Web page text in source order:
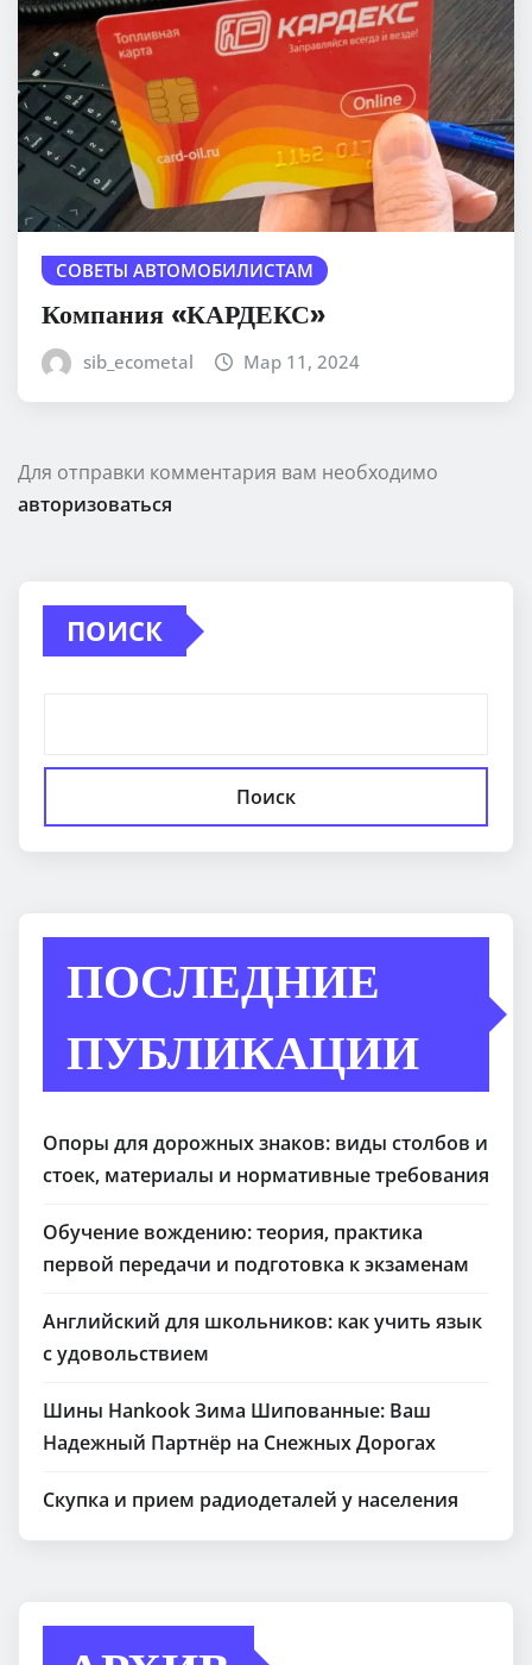
СОВЕТЫ АВТОМОБИЛИСТАМ
Компания «КАРДЕКС»
sib_ecometal Мар 11, 2024
Для отправки комментария вам необходимо
авторизоваться
ПОИСК
Поиск
ПОСЛЕДНИЕ
ПУБЛИКАЦИИ
Опоры для дорожных знаков: виды столбов и
стоек, материалы и нормативные требования
Обучение вождению: теория, практика
первой передачи и подготовка к экзаменам
Английский для школьников: как учить язык
с удовольствием
Шины Hankook Зима Шипованные: Ваш
Надежный Партнёр на Снежных Дорогах
Скупка и прием радиодеталей у населения